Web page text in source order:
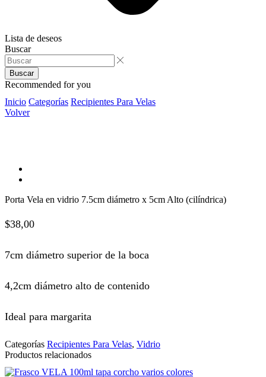
Lista de deseos
Buscar
Buscar
Recommended for you
Inicio Categorías Recipientes Para Velas
Volver
Porta Vela en vidrio 7.5cm diámetro x 5cm Alto (cilíndrica)
$38,00
7cm diámetro superior de la boca
4,2cm diámetro alto de contenido
Ideal para margarita
Categorías Recipientes Para Velas, Vidrio
Productos relacionados